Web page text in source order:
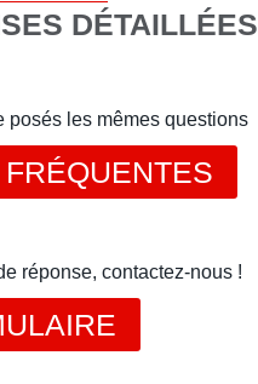
DÉTAILLÉES
posés les mêmes questions
réponse, contactez-nous !